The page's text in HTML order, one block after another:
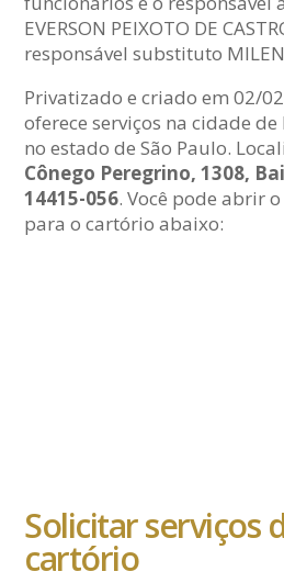
EVERSON PEIXOTO DE
responsável substituto
Privatizado e criado em 02/
oferece serviços na cidade
no estado de São Paulo.
Cônego Peregrino, 1308,
14415-056. Você pode abrir
para o cartório abaixo:
Solicitar serviços
cartório